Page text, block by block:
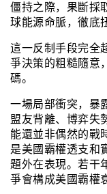
僵持之際，果斷採
球能源命脈，徹底
這一反制手段完全
爭決策的粗糙隨意
碼。
一場局部衝突，暴
盟友背離、博弈失
能還並非偶然的戰
是美國霸權透支和
題外在表現。若干
爭會構成美國霸權